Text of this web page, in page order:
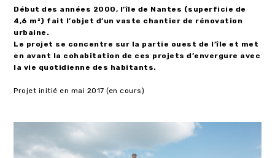
Début des années 2000, l’île de Nantes (superficie de
4,6 m²) fait l’objet d’un vaste chantier de rénovation
urbaine.
Le projet se concentre sur la partie ouest de l’île et met
en avant la cohabitation de ces projets d’envergure avec
la vie quotidienne des habitants.
Projet initié en mai 2017 (en cours)